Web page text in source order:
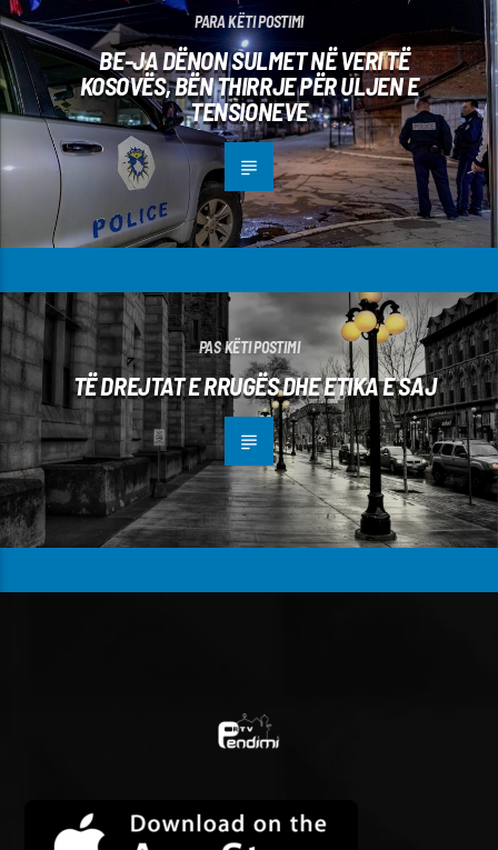
PARA KËTI POSTIMI
BE-JA DËNON SULMET NË VERI TË
KOSOVËS, BËN THIRRJE PËR ULJEN E
TENSIONEVE
PAS KËTI POSTIMI
TË DREJTAT E RRUGËS DHE ETIKA E SAJ